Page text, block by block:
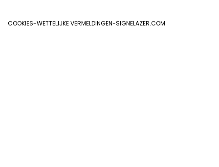
COOKIES-WETTELIJKE VERMELDINGEN-SIGNELAZER.COM